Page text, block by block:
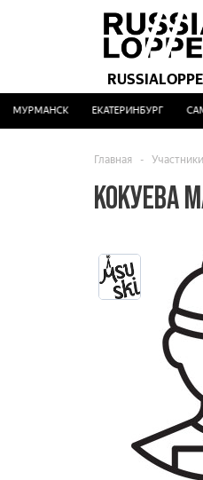
МУРМАНСК ЕКАТЕРИНБУРГ
Главная - Участники
КОКУЕВА